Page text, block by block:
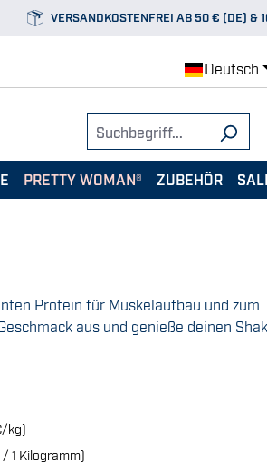
VERSANDKOSTENFREI AB 50 € (DE) &
Deutsch
PRETTY WOMAN® ZUBEHÖR
Protein für Muskelaufbau und zum
aus und genieße deinen
kg)
1 Kilogramm)